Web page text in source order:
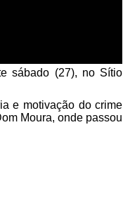
sábado (27), no Sítio
e motivação do crime
Moura, onde passou